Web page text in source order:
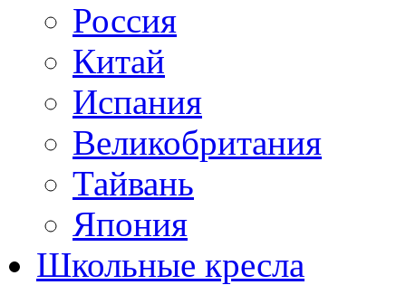
Россия
Китай
Испания
Великобритания
Тайвань
Япония
Школьные кресла